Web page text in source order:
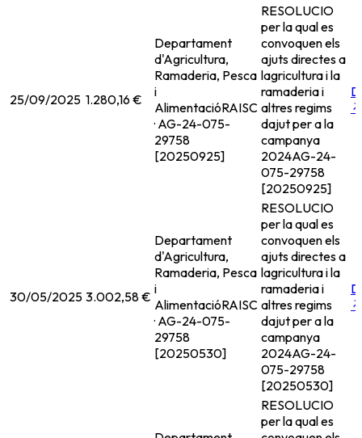
25/09/2025 1.280,16 €
Departament
d'Agricultura,
Ramaderia, Pesca
i
AlimentacióRAISC
· AG-24-075-
29758
[20250925]
RESOLUCIO
per la qual es
convoquen els
ajuts directes a
lagricultura i la
ramaderia i
altres regims
dajut per a la
campanya
2024AG-24-
075-29758
[20250925]
↗
30/05/2025 3.002,58 €
Departament
d'Agricultura,
Ramaderia, Pesca
i
AlimentacióRAISC
· AG-24-075-
29758
[20250530]
RESOLUCIO
per la qual es
convoquen els
ajuts directes a
lagricultura i la
ramaderia i
altres regims
dajut per a la
campanya
2024AG-24-
075-29758
[20250530]
↗
RESOLUCIO
per la qual es